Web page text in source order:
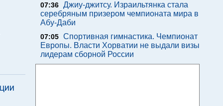
07:36 Джиу-джитсу. Израильтянка стала
серебряным призером чемпионата мира в
Абу-Даби
07:05 Спортивная гимнастика. Чемпионат
Европы. Власти Хорватии не выдали визы
лидерам сборной России